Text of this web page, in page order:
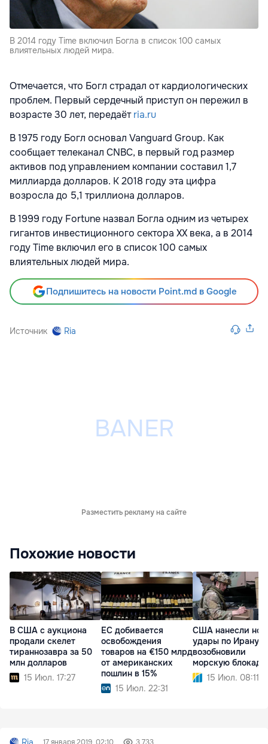
В 2014 году Time включил Богла в список 100 самых
влиятельных людей мира.
Отмечается, что Богл страдал от кардиологических
проблем. Первый сердечный приступ он пережил в
возрасте 30 лет, передаётria.ru
В 1975 году Богл основал Vanguard Group. Как
сообщает телеканал CNBC, в первый год размер
активов под управлением компании составил 1,7
миллиарда долларов. К 2018 году эта цифра
возросла до 5,1 триллиона долларов.
В 1999 году Fortune назвал Богла одним из четырех
гигантов инвестиционного сектора XX века, а в 2014
году Time включил его в список 100 самых
влиятельных людей мира.
Подпишитесь на новости Point.md в Google
Источник Ria
Разместить рекламу на сайте
Похожие новости
В США с аукциона
продали скелет
тираннозавра за 50
млн долларов
15 Июл. 17:27
ЕС добивается
освобождения
товаров на €150 млрд
от американских
пошлин в 15%
15 Июл. 22:31
США нанесли
удары по Ирану и
возобновили
морскую блокаду
15 Июл. 08:11